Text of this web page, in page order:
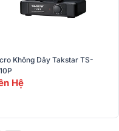
Không Dây Takstar TS-
Hệ